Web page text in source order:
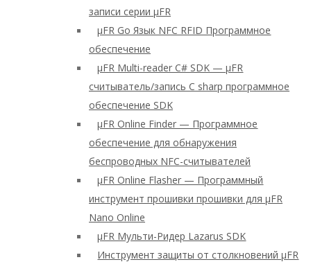
записи серии μFR
μFR Go Язык NFC RFID Программное
обеспечение
μFR Multi-reader C# SDK — μFR
считыватель/запись C sharp программное
обеспечение SDK
μFR Online Finder — Программное
обеспечение для обнаружения
беспроводных NFC-считывателей
μFR Online Flasher — Программный
инструмент прошивки прошивки для μFR
Nano Online
μFR Мульти-Ридер Lazarus SDK
Инструмент защиты от столкновений μFR